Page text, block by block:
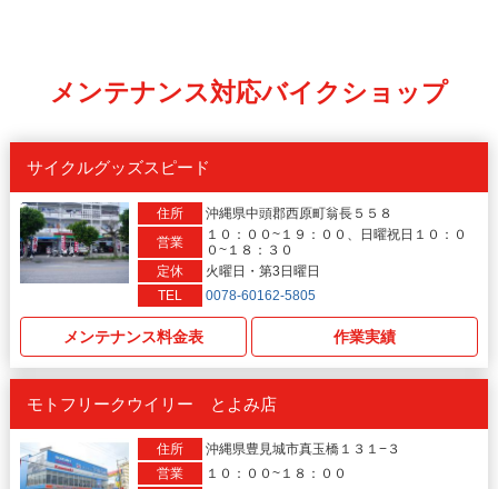
メンテナンス対応バイクショップ
サイクルグッズスピード
住所
沖縄県中頭郡西原町翁長５５８
営業
１０：００~１９：００、日曜祝日１０：０
０~１８：３０
定休
火曜日・第3日曜日
TEL
0078-60162-5805
メンテナンス料金表 作業実績
モトフリークウイリー とよみ店
住所
沖縄県豊見城市真玉橋１３１−３
営業
１０：００~１８：００